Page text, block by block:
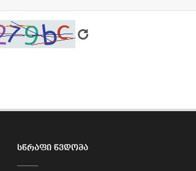
ᲡᲬᲠᲐᲤᲘ ᲬᲕᲓᲝᲛᲐ